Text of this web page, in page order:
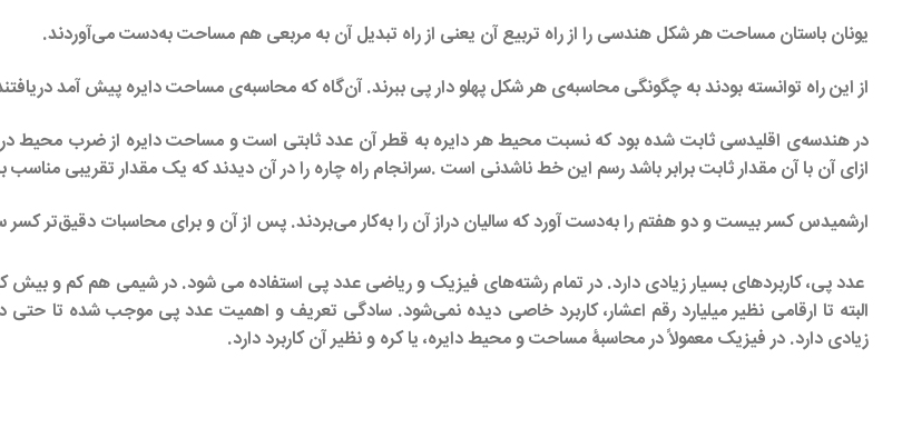
یونان باستان مساحت هر شکل هندسی را از راه تربیع آن یعنی از راه تبدیل آن به مربعی هم مساحت به‌دست می‌آوردند.
از این راه توانسته بودند به چگونگی محاسبه‌ی هر شکل پهلو دار پی ببرند. آن‌گاه که محاسبه‌ی مساحت دایره پیش آمد
در هندسه‌ی اقلیدسی ثابت شده بود که نسبت محیط هر دایره به قطر آن عدد ثابتی است و مساحت دایره از ضرب محیط
ازای آن با آن مقدار ثابت برابر باشد رسم این خط ناشدنی است .سرانجام راه چاره را در آن دیدند که یک مقدار تقریبی
ارشمیدس کسر بیست و دو هفتم را به‌دست آورد که سالیان دراز آن را به‌کار می‌بردند. پس از آن و برای محاسبات دقیق‌تر کسر
عدد پی، کاربردهای بسیار زیادی دارد. در تمام رشته‌های فیزیک و ریاضی عدد پی استفاده می شود. در شیمی هم کم و بیش
البته تا ارقامی نظیر میلیارد رقم اعشار، کاربرد خاصی دیده نمی‌شود. سادگی تعریف و اهمیت عدد پی موجب شده تا
زیادی دارد. در فیزیک معمولاً در محاسبۀ مساحت و محیط دایره، یا کره و نظیر آن کاربرد دارد.